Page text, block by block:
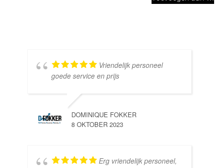
Vriendelijk personeel
goede service en prijs
DOMINIQUE FOKKER
8 OKTOBER 2023
Erg vriendelijk personeel,